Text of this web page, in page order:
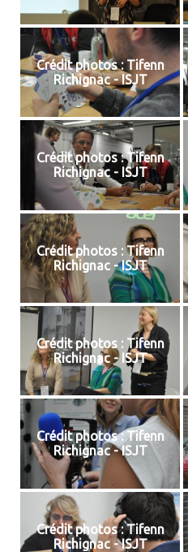
Crédit photos : Tifenn
Richignac - ISJT
Crédit photos : Tifenn
Richignac - ISJT
Crédit photos : Tifenn
Richignac - ISJT
Crédit photos : Tifenn
Richignac - ISJT
Crédit photos : Tifenn
Richignac - ISJT
Crédit photos : Tifenn
Richignac - ISJT